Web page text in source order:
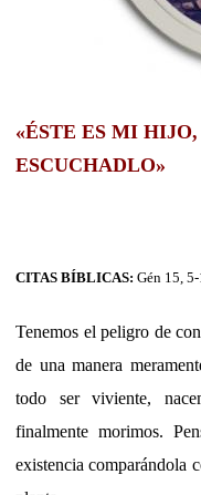
«ÉSTE ES MI
ESCUCHADLO»
CITAS BÍBLICAS: Gén 15,
Tenemos el peligro de
de una manera
todo ser viviente,
finalmente morimos.
existencia comparándola